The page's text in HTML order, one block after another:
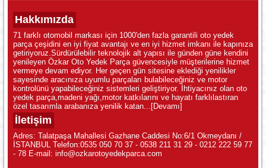
Hakkımızda
71 farklı otomobil markası için 1000'den fazla garantili oto yedek
parça çeşidini en iyi fiyat avantajı ve en iyi hizmet imkanı ile kapınıza
getiriyoruz.Sürdürülebilir teknolojik alt yapısı ile günden güne kendini
yenileyen Özkar Oto Yedek Parça güvencesiyle müşterilerine hizmet
vermeye devam ediyor. Her geçen gün sitesine eklediği yenilikler
sayesinde aracınıza uyumlu parçaları bulabileceğiniz ve motor
kontrolünü yapabileceğiniz sistemleri geliştiriyor. İhtiyacınız olan oto
yedek parça,madeni yağı,motor katkılarını ve hayatı farklılastıran
özel tasarımla arabanıza yenilik katan... [Devamı]
İletişim
Adres: Talatpaşa Mahallesi Gazhane Caddesi No:6/1 Okmeydanı /
İSTANBUL Telefon:0535 050 70 37 - 0538 211 31 29 - 0212 222 59 77
- 78 E-mail: info@ozkarotoyedekparca.com